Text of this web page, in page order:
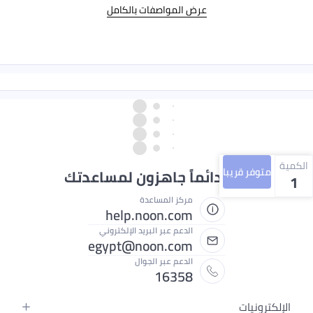
عرض المواصفات بالكامل
الكمية
1 متوفر قريبا
نحن دائماً جاهزون لمساعدتك
مركز المساعدة
help.noon.com
الدعم عبر البريد الإلكتروني
egypt@noon.com
الدعم عبر الجوال
16358
الإلكترونيات